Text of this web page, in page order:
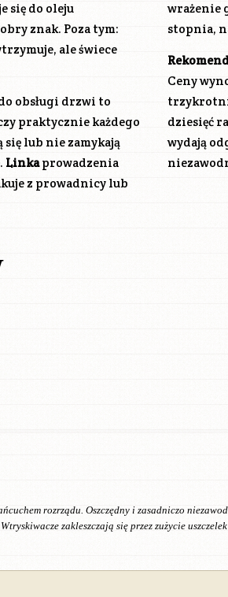
się do oleju
znak. Poza tym:
ale świece
obsługi drzwi to
praktycznie każdego
się lub nie zamykają
Linkaprowadzenia
z prowadnicy lub
wrażenie
stopnia,
Ceny
dziesięć
wydają
rozrządu. Oszczędny i zasadniczo
zakleszczają się przez zużycie